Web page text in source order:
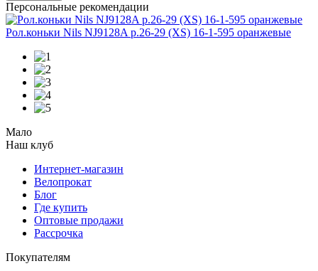
Персональные рекомендации
Рол.коньки Nils NJ9128A р.26-29 (XS) 16-1-595 оранжевые
Мало
Наш клуб
Интернет-магазин
Велопрокат
Блог
Где купить
Оптовые продажи
Рассрочка
Покупателям